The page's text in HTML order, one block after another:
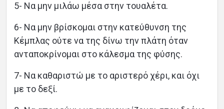
5- Να μην μιλάω μέσα στην τουαλέτα.
6- Να μην βρίσκομαι στην κατεύθυνση της
Κέμπλας ούτε να της δίνω την πλάτη όταν
ανταποκρίνομαι στο κάλεσμα της φύσης.
7- Να καθαριστώ με το αριστερό χέρι, και όχι
με το δεξί.